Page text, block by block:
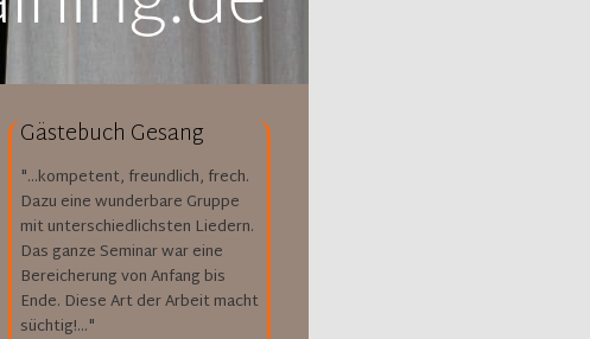
Gästebuch Gesang
"...kompetent, freundlich, frech.
Dazu eine wunderbare Gruppe
mit unterschiedlichsten Liedern.
Das ganze Seminar war eine
Bereicherung von Anfang bis
Ende. Diese Art der Arbeit macht
süchtig!..."